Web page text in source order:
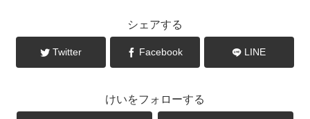
シェアする
Twitter Facebook LINE
けいをフォローする